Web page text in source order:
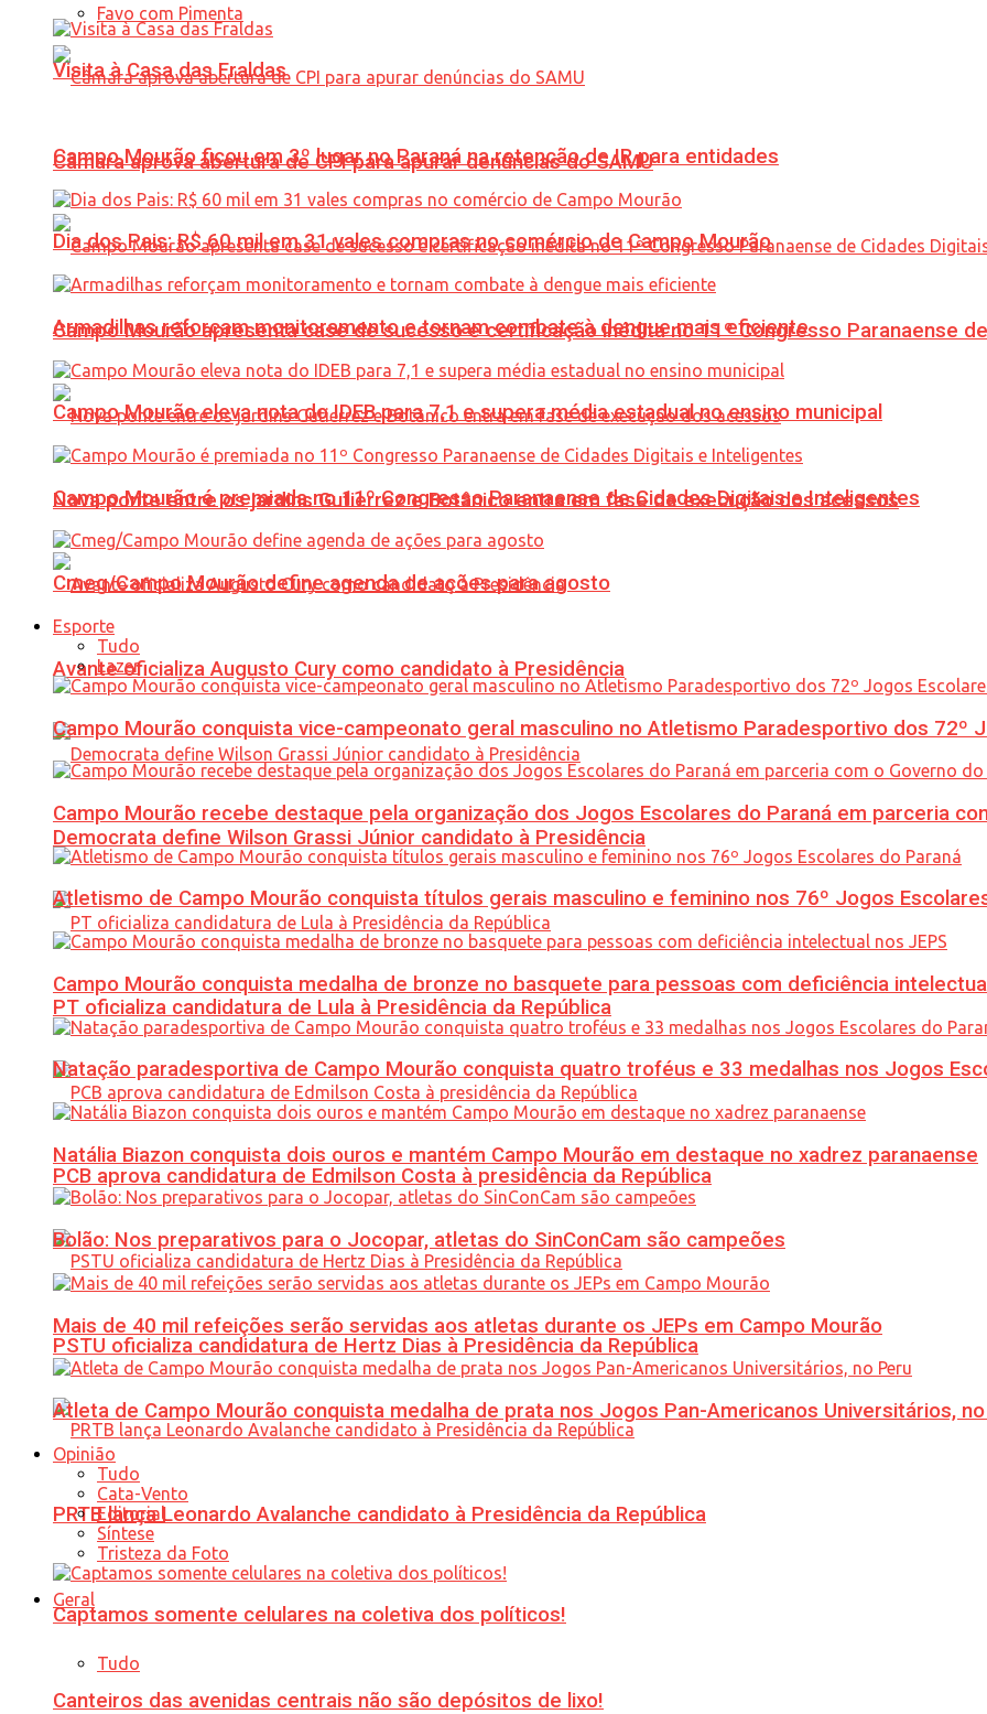
Favo com Pimenta
Câmara aprova abertura de CPI para apurar denúncias do SAMU
Campo Mourão apresenta case de sucesso e certificação inédita no 11º Congresso Paranaense
Nova ponte entre os jardins Gutierrez e Botânico entra em fase de execução dos acessos
Avante oficializa Augusto Cury como candidato à Presidência
Democrata define Wilson Grassi Júnior candidato à Presidência
PT oficializa candidatura de Lula à Presidência da República
PCB aprova candidatura de Edmilson Costa à presidência da República
PSTU oficializa candidatura de Hertz Dias à Presidência da República
PRTB lança Leonardo Avalanche candidato à Presidência da República
Geral
Tudo
Visita à Casa das Fraldas
Campo Mourão ficou em 3º lugar no Paraná na retenção de IR para entidades
Dia dos Pais: R$ 60 mil em 31 vales compras no comércio de Campo Mourão
Armadilhas reforçam monitoramento e tornam combate à dengue mais eficiente
Campo Mourão eleva nota do IDEB para 7,1 e supera média estadual no ensino municipal
Campo Mourão é premiada no 11º Congresso Paranaense de Cidades Digitais e Inteligentes
Cmeg/Campo Mourão define agenda de ações para agosto
Esporte
Tudo
Lazer
Campo Mourão conquista vice-campeonato geral masculino no Atletismo Paradesportivo dos 72º
Campo Mourão recebe destaque pela organização dos Jogos Escolares do Paraná em parceria
Atletismo de Campo Mourão conquista títulos gerais masculino e feminino nos 76º Jogos
Campo Mourão conquista medalha de bronze no basquete para pessoas com deficiência
Natação paradesportiva de Campo Mourão conquista quatro troféus e 33 medalhas nos Jogos
Natália Biazon conquista dois ouros e mantém Campo Mourão em destaque no xadrez paranaense
Bolão: Nos preparativos para o Jocopar, atletas do SinConCam são campeões
Mais de 40 mil refeições serão servidas aos atletas durante os JEPs em Campo Mourão
Atleta de Campo Mourão conquista medalha de prata nos Jogos Pan-Americanos Universitários,
Opinião
Tudo
Cata-Vento
Editorial
Síntese
Tristeza da Foto
Captamos somente celulares na coletiva dos políticos!
Canteiros das avenidas centrais não são depósitos de lixo!